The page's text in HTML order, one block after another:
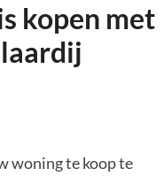
kopen met
woning te koop te